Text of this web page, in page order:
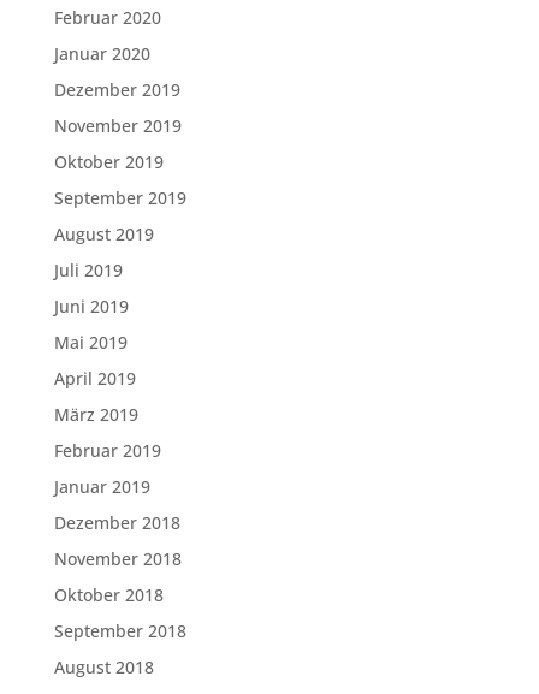
Februar 2020
Januar 2020
Dezember 2019
November 2019
Oktober 2019
September 2019
August 2019
Juli 2019
Juni 2019
Mai 2019
April 2019
März 2019
Februar 2019
Januar 2019
Dezember 2018
November 2018
Oktober 2018
September 2018
August 2018